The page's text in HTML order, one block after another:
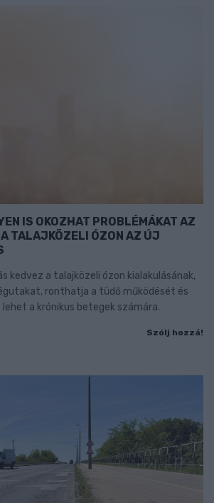
IS OKOZHAT PROBLÉMÁKAT AZ
TALAJKÖZELI ÓZON AZ ÚJ
kedvez a talajközeli ózon kialakulásának,
ronthatja a tüdő működését és
lehet a krónikus betegek számára.
Szólj hozzá!